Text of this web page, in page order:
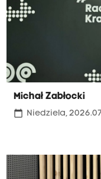
Michał Zabłocki
calendar_today Niedziela,